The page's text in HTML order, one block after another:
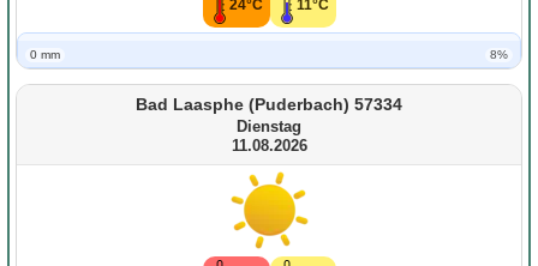
24°C 11°C
0 mm 8%
Bad Laasphe (Puderbach) 57334
Dienstag
11.08.2026